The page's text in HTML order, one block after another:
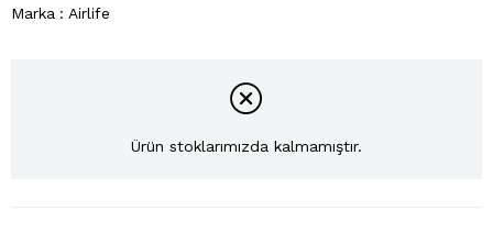
Marka : Airlife
Ürün stoklarımızda kalmamıştır.